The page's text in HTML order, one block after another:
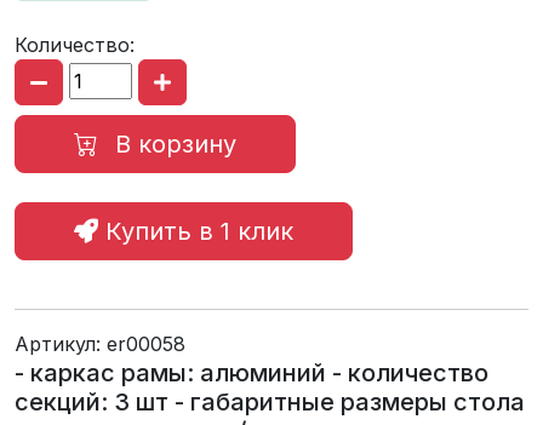
Количество:
В корзину
Купить в 1 клик
Артикул: er00058
- каркас рамы: алюминий - количество
секций: 3 шт - габаритные размеры стола